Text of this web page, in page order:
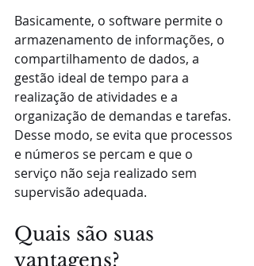
Basicamente, o software permite o
armazenamento de informações, o
compartilhamento de dados, a
gestão ideal de tempo para a
realização de atividades e a
organização de demandas e tarefas.
Desse modo, se evita que processos
e números se percam e que o
serviço não seja realizado sem
supervisão adequada.
Quais são suas
vantagens?